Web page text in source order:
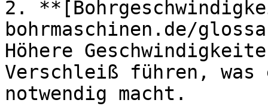
2.
bohrmaschinen.de/
Höhere
Verschleiß führen, was
notwendig macht.